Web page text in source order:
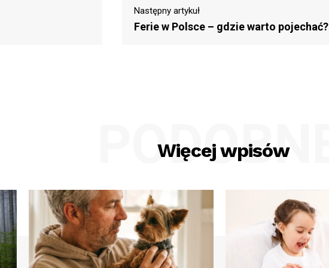
Następny artykuł
Ferie w Polsce – gdzie warto pojechać?
Więcej wpisów
PODOBNE